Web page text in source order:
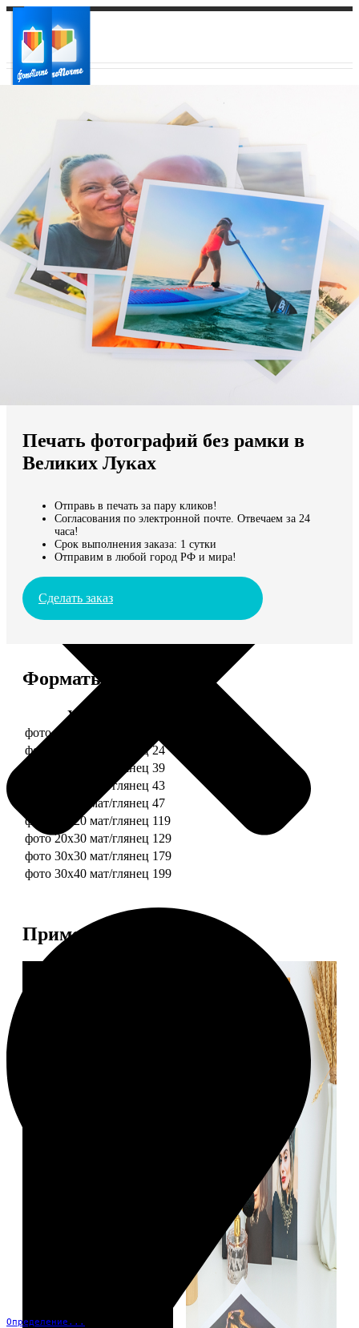
Ваш регион доставки
Выберите из списка:
Мы доставляем по всему миру
Продолжить без города
Определение...
Печать фотографий без рамки в
Великих Луках
Отправь в печать за пару кликов!
Согласования по электронной почте. Отвечаем за 24
часа!
Срок выполнения заказа: 1 сутки
Отправим в любой город РФ и мира!
Сделать заказ
Форматы и цены
Услуга
фото 10х10 мат/глянец
фото 10х15 мат/глянец 24
фото 13х18 мат/глянец 39
фото 15х15 мат/глянец 43
фото 15х20 мат/глянец 47
фото 20х20 мат/глянец 119
фото 20х30 мат/глянец 129
фото 30х30 мат/глянец 179
фото 30х40 мат/глянец 199
Примеры работ